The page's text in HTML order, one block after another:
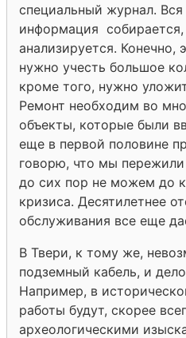
специальный журнал. Вся
информация собирается,
анализируется. Конечно,
нужно учесть большое
кроме того, нужно
Ремонт необходим во
объекты, которые были
еще в первой половине
говорю, что мы
до сих пор не можем до
кризиса. Десятилетнее
обслуживания все еще
В Твери, к тому же,
подземный кабель, и
Например, в
работы будут, скорее
археологическими